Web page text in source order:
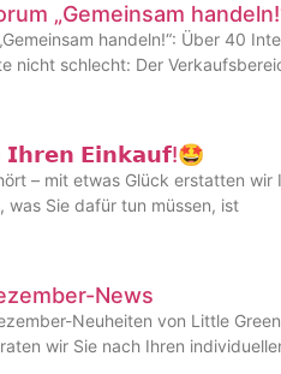
„Gemeinsam
handeln!“: Über 40
nicht schlecht: Der
𝗜𝗵𝗿𝗲𝗻 𝗘𝗶𝗻𝗸𝗮𝘂𝗳!🤩
– mit etwas Glück erstatten
Sie dafür tun müssen, ist
News
Neuheiten von Little
wir Sie nach Ihren